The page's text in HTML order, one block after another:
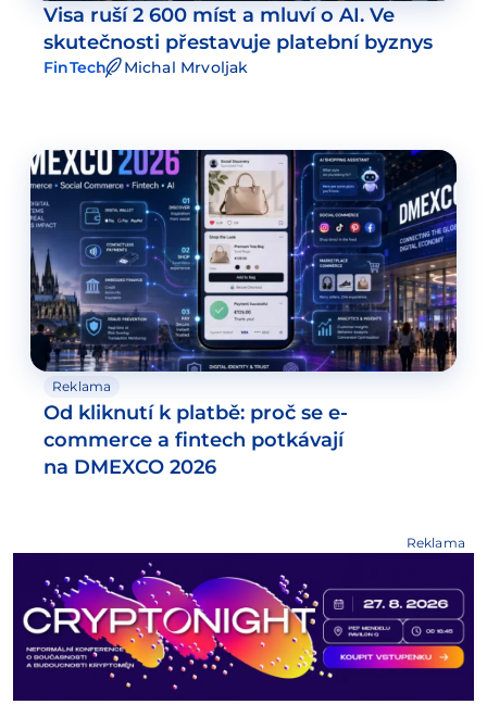
Visa ruší 2 600 míst a mluví o AI. Ve
skutečnosti přestavuje platební byznys
FinTech Michal Mrvoljak
Reklama
Od kliknutí k platbě: proč se e-
commerce a fintech potkávají
na DMEXCO 2026
Reklama